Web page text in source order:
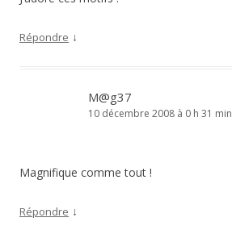
Répondre ↓
M@g37
10 décembre 2008 à 0 h 31 min
Magnifique comme tout !
Répondre ↓